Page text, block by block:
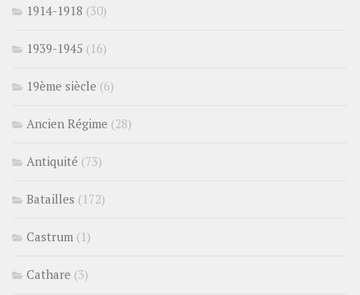
1914-1918 (30)
1939-1945 (16)
19ème siècle (6)
Ancien Régime (28)
Antiquité (73)
Batailles (172)
Castrum (1)
Cathare (3)